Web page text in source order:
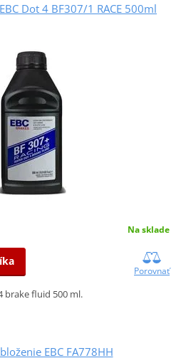
Dot 4 BF307/1 RACE 500ml
Na sklade
Porovnať
brake fluid 500 ml.
EBC FA778HH